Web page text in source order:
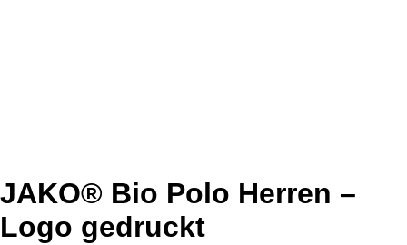
JAKO® Bio Polo Herren –
Logo gedruckt